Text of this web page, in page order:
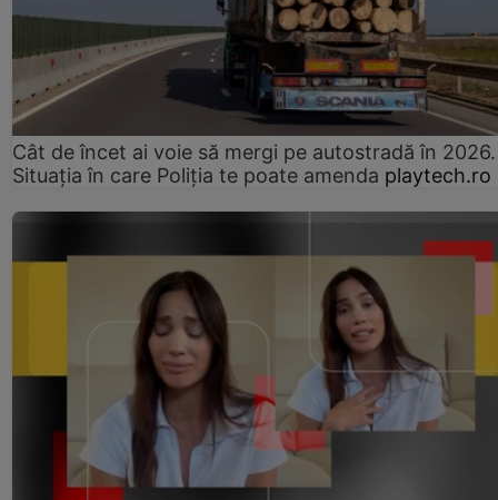
Cât de încet ai voie să mergi pe autostradă în 2026.
Situația în care Poliția te poate amenda playtech.ro